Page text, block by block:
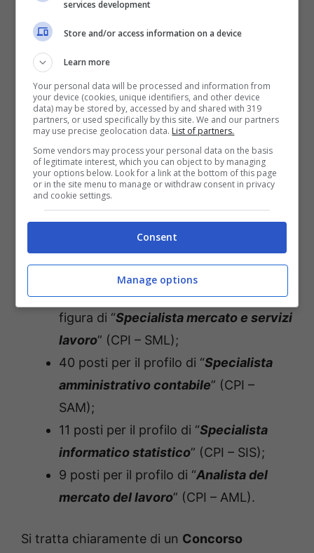
I prossimi concorsi regionali – sempre per la
Regione Sicilia – assegneranno invece i
seguenti posti:
213 posti per il profilo relativo alla
figura di “Specialista mercato e servizi
lavoro” (CPI – SML);
40 posti per il profilo di “Specialista
amministrativo contabile” (CPI –
SAM);
11 posti per il profilo di “Specialista
informatico statistico” (CPI – SIS);
9 posti per il profilo di “Analista del
mercato del lavoro” (CPI – AML).
Si tratta chiaramente di un Concorso
services development
Store and/or access information on a device
Learn more
Your personal data will be processed and information from
your device (cookies, unique identifiers, and other device
data) may be stored by, accessed by and shared with 319
partners, or used specifically by this site. We and our partners
may use precise geolocation data. List of partners.
Some vendors may process your personal data on the basis
of legitimate interest, which you can object to by managing
your options below. Look for a link at the bottom of this page
or in the site menu to manage or withdraw consent in privacy
and cookie settings.
Consent
Manage options